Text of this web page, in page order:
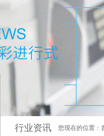
行业资讯 您现在的位置：